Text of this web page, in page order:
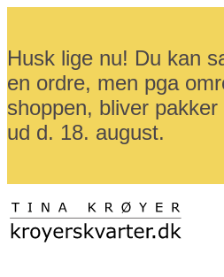
Husk lige nu! Du kan
en ordre, men pga
shoppen, bliver
ud d. 18. august.